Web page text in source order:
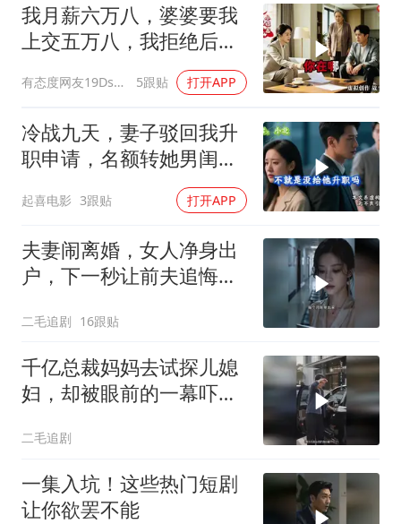
我月薪六万八，婆婆要我
上交五万八，我拒绝后她
换了门锁，12天后我决意
离婚
有态度网友19Dsym 5跟贴 打开APP
冷战九天，妻子驳回我升
职申请，名额转她男闺
蜜，我转身办妥1件事
起喜电影 3跟贴 打开APP
夫妻闹离婚，女人净身出
户，下一秒让前夫追悔莫
二毛追剧 16跟贴
千亿总裁妈妈去试探儿媳
妇，却被眼前的一幕吓傻
二毛追剧
一集入坑！这些热门短剧
让你欲罢不能